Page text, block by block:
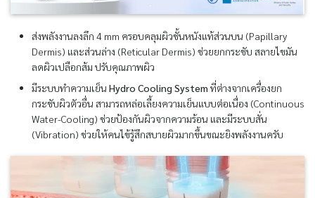
ส่งพลังงานลงลึก 4 mm ครอบคลุมผิวชั้นหนังแท้ส่วนบน (Papillary
Dermis) และส่วนล่าง (Reticular Dermis) ช่วยยกกระชับ สลายไขมัน
ลดผิวเปลือกส้ม ปรับคุณภาพผิว
มีระบบทำความเย็น Hydro Cooling System ที่ต่างจากเครื่องยก
กระชับผิวตัวอื่น สามารถหล่อเลี้ยงความเย็นแบบต่อเนื่อง (Continuous
Water-Cooling) ช่วยป้องกันผิวจากความร้อน และมีระบบสั่น
(Vibration) ช่วยให้คนไข้รู้สึกสบายผิวมากขึ้นขณะยิงพลังงานครับ